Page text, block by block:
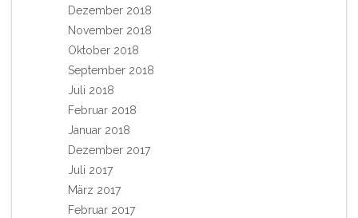
Dezember 2018
November 2018
Oktober 2018
September 2018
Juli 2018
Februar 2018
Januar 2018
Dezember 2017
Juli 2017
März 2017
Februar 2017